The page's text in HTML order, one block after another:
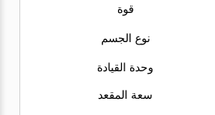
قوة
نوع الجسم
وحدة القيادة
سعة المقعد